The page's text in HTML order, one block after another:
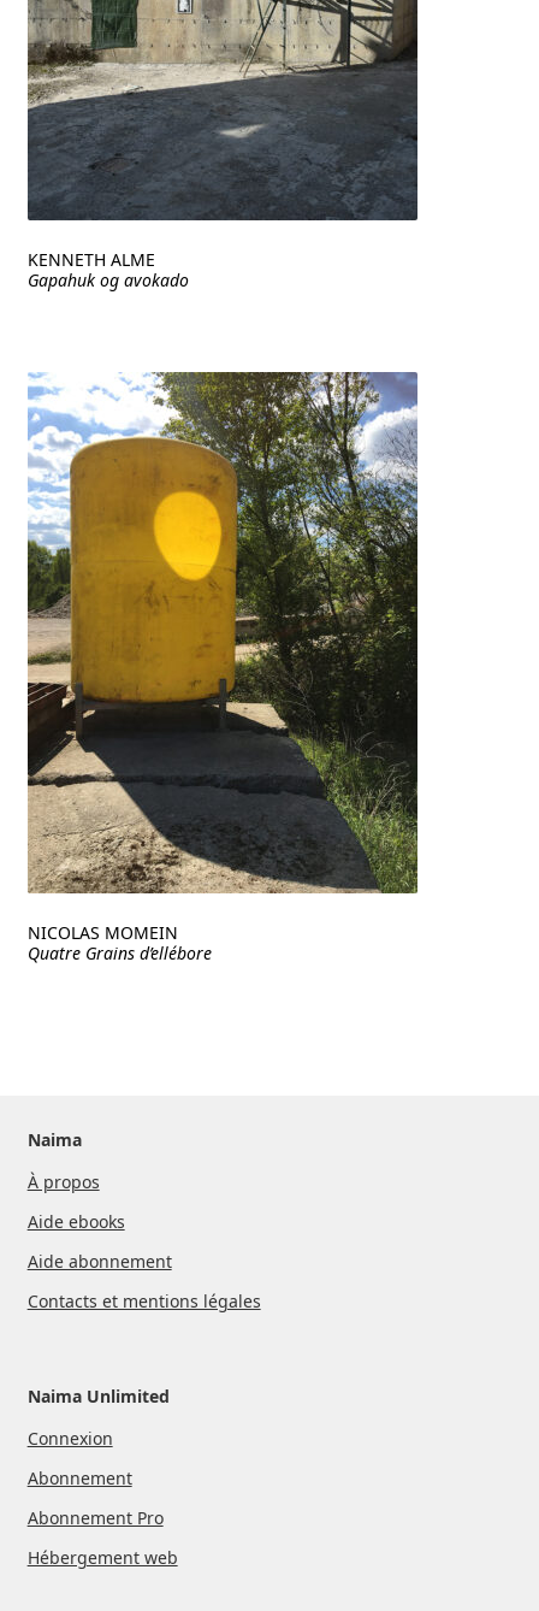
KENNETH ALME
Gapahuk og avokado
NICOLAS MOMEIN
Quatre Grains d’ellébore
Naima
À propos
Aide ebooks
Aide abonnement
Contacts et mentions légales
Naima Unlimited
Connexion
Abonnement
Abonnement Pro
Hébergement web